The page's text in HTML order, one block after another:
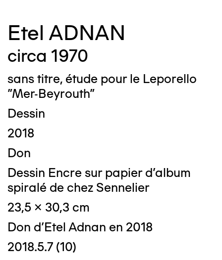
Etel ADNAN
circa 1970
sans titre, étude pour le Leporello
"Mer-Beyrouth"
Dessin
2018
Don
Dessin Encre sur papier d'album
spiralé de chez Sennelier
23,5 x 30,3 cm
Don d'Etel Adnan en 2018
2018.5.7 (10)